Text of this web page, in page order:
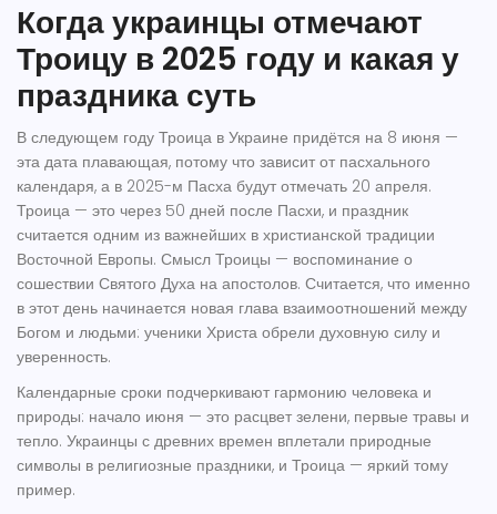
Когда украинцы отмечают
Троицу в 2025 году и какая у
праздника суть
В следующем году Троица в Украине придётся на 8 июня —
эта дата плавающая, потому что зависит от пасхального
календаря, а в 2025-м Пасха будут отмечать 20 апреля.
Троица — это через 50 дней после Пасхи, и праздник
считается одним из важнейших в христианской традиции
Восточной Европы. Смысл Троицы — воспоминание о
сошествии Святого Духа на апостолов. Считается, что именно
в этот день начинается новая глава взаимоотношений между
Богом и людьми: ученики Христа обрели духовную силу и
уверенность.
Календарные сроки подчеркивают гармонию человека и
природы: начало июня — это расцвет зелени, первые травы и
тепло. Украинцы с древних времен вплетали природные
символы в религиозные праздники, и Троица — яркий тому
пример.